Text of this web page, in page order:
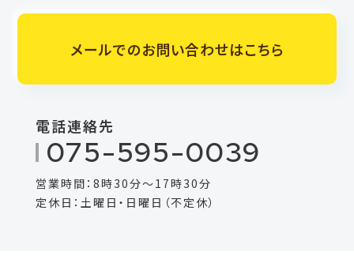
メールでのお問い合わせはこちら
電話連絡先
075-595-0039
営業時間：8時30分～17時30分
定休日：土曜日・日曜日（不定休）